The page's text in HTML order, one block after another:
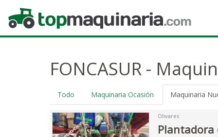
Topmaquinaria.com
FONCASUR -
Todo Maquinaria Ocasión Maquinaria
Olivares
Plantadora